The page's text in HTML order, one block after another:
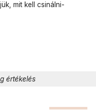
mit kell csinálni-
értékelés